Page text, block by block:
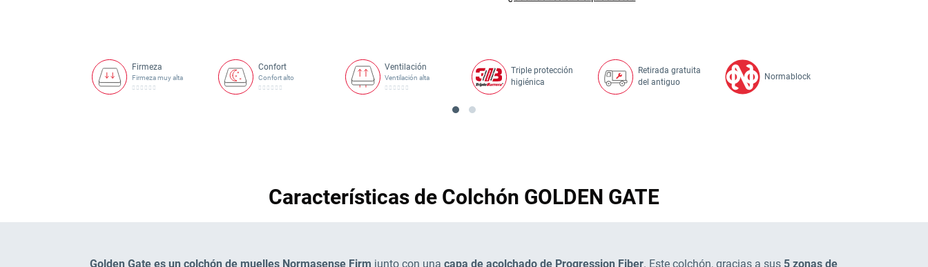
Firmeza
Firmeza muy alta
Confort
Confort alto
Ventilación
Ventilación alta
Triple protección
higiénica
Retirada gratuita
del antiguo
Normablock
Características de Colchón GOLDEN GATE
Golden Gate es un colchón de muelles Normasense Firm junto con unacapa de acolchado de Progression Fiber. Este colchón, gracias a sus 5 zonas de